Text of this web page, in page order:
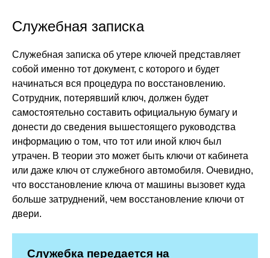
Служебная записка
Служебная записка об утере ключей представляет
собой именно тот документ, с которого и будет
начинаться вся процедура по восстановлению.
Сотрудник, потерявший ключ, должен будет
самостоятельно составить официальную бумагу и
донести до сведения вышестоящего руководства
информацию о том, что тот или иной ключ был
утрачен. В теории это может быть ключи от кабинета
или даже ключ от служебного автомобиля. Очевидно,
что восстановление ключа от машины вызовет куда
больше затруднений, чем восстановление ключи от
двери.
Служебка передается на